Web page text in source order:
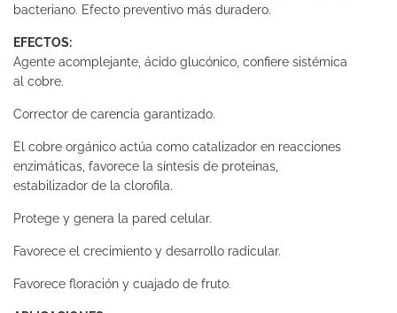
bacteriano. Efecto preventivo más duradero.
EFECTOS:
Agente acomplejante, ácido glucónico, confiere sistémica
al cobre.
Corrector de carencia garantizado.
El cobre orgánico actúa como catalizador en reacciones
enzimáticas, favorece la síntesis de proteinas,
estabilizador de la clorofila.
Protege y genera la pared celular.
Favorece el crecimiento y desarrollo radicular.
Favorece floración y cuajado de fruto.